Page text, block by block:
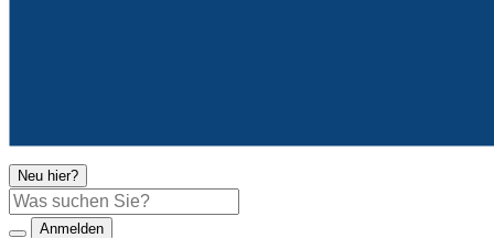
Neu hier?
Suche
Anmelden